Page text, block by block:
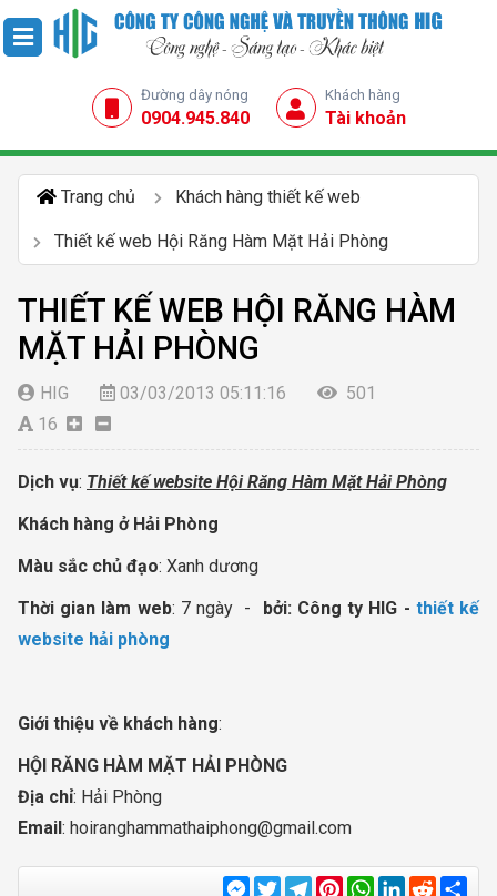
Đường dây nóng
0904.945.840
Khách hàng
Tài khoản
Trang chủ Khách hàng thiết kế web
Thiết kế web Hội Răng Hàm Mặt Hải Phòng
THIẾT KẾ WEB HỘI RĂNG HÀM
MẶT HẢI PHÒNG
HIG 03/03/2013 05:11:16
501
16
Dịch vụ: Thiết kế website Hội Răng Hàm Mặt Hải Phòng
Khách hàng ở Hải Phòng
Màu sắc chủ đạo: Xanh dương
Thời gian làm web: 7 ngày - bởi: Công ty HIG - thiết kế
website hải phòng
Giới thiệu về khách hàng:
HỘI RĂNG HÀM MẶT HẢI PHÒNG
Địa chỉ: Hải Phòng
Email: hoiranghammathaiphong@gmail.com
Messenger
TwitterTelegram
Pinterest
WhatsApp
LinkedIn
Reddit